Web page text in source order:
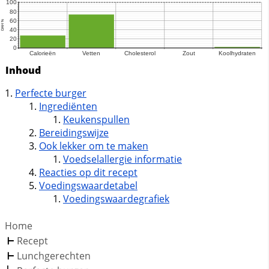
Inhoud
Perfecte burger
Ingrediënten
Keukenspullen
Bereidingswijze
Ook lekker om te maken
Voedselallergie informatie
Reacties op dit recept
Voedingswaardetabel
Voedingswaardegrafiek
Home
Recept
Lunchgerechten